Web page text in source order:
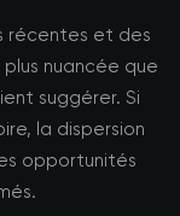
récentes et des
nuancée que
suggérer. Si
la dispersion
opportunités